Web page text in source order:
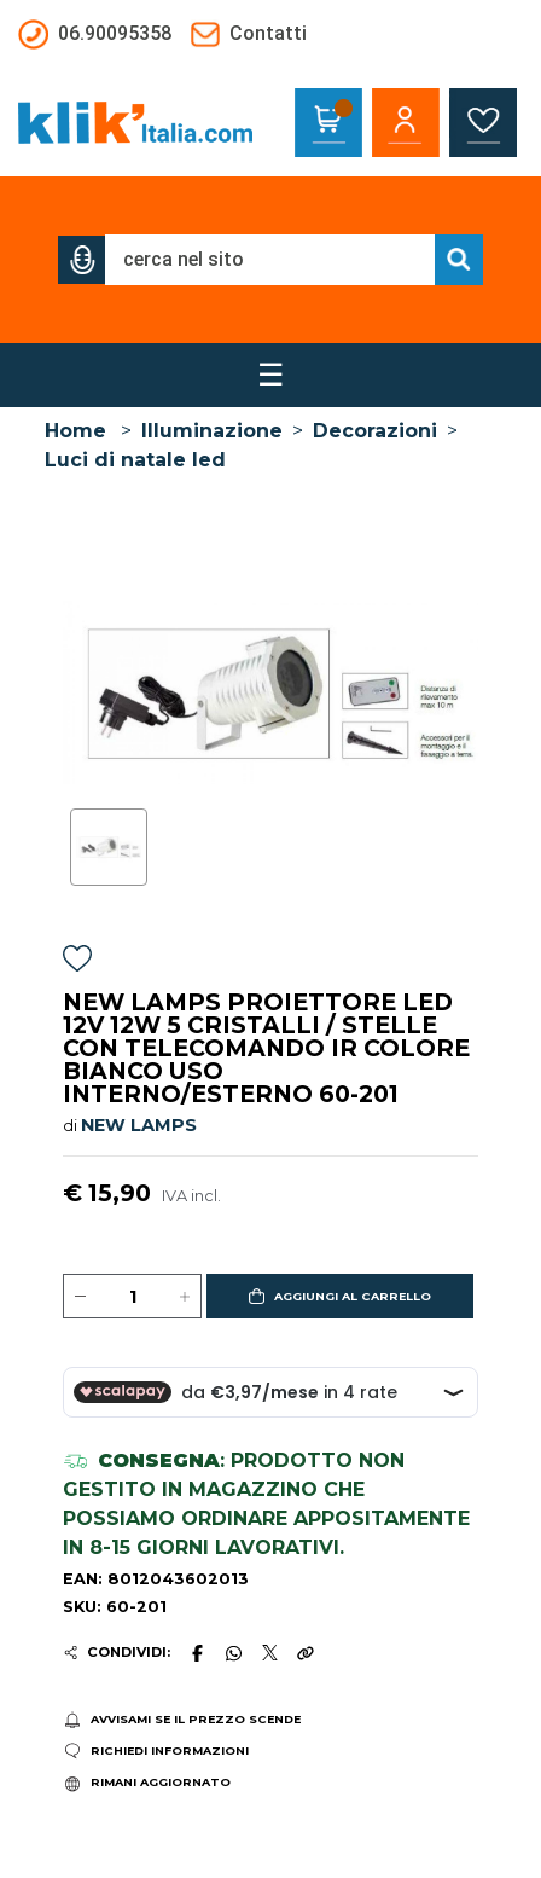
06.90095358
Contatti
☰
Home > Illuminazione > Decorazioni >
Luci di natale led
NEW LAMPS PROIETTORE LED
12V 12W 5 CRISTALLI / STELLE
CON TELECOMANDO IR COLORE
BIANCO USO
INTERNO/ESTERNO 60-201
di NEW LAMPS
€ 15,90 IVA incl.
AGGIUNGI AL CARRELLO
CONSEGNA: PRODOTTO NON
GESTITO IN MAGAZZINO CHE
POSSIAMO ORDINARE APPOSITAMENTE
IN 8-15 GIORNI LAVORATIVI.
EAN: 8012043602013
SKU: 60-201
CONDIVIDI:
AVVISAMI SE IL PREZZO SCENDE
RICHIEDI INFORMAZIONI
RIMANI AGGIORNATO